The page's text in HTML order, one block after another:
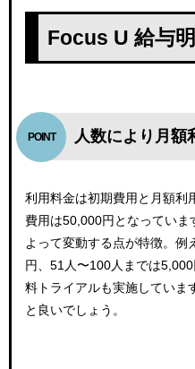
Focus U 給与
人数により月額
利用料金は初期費用と月額利
費用は50,000円となっていま
よって変動する点が特徴。例
円、51人〜100人までは
料トライアルも実施していま
と良いでしょう。